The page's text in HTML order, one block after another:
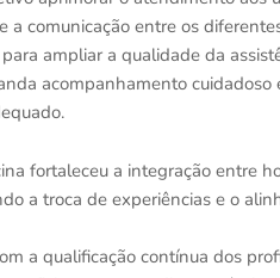
a comunicação entre os
ampliar a qualidade da
acompanhamento
fortaleceu a integração entre
a troca de experiências e o
a qualificação contínua dos